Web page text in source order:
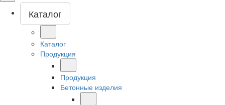
Каталог
Каталог
Продукция
Продукция
Бетонные изделия